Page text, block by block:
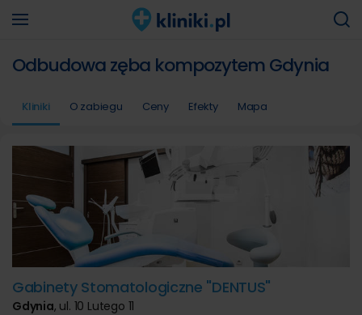
Odbudowa zęba kompozytem Gdynia
Kliniki O zabiegu Ceny Efekty Mapa
Gabinety Stomatologiczne "DENTUS"
Gdynia, ul. 10 Lutego 11